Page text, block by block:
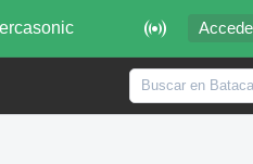
 Accede